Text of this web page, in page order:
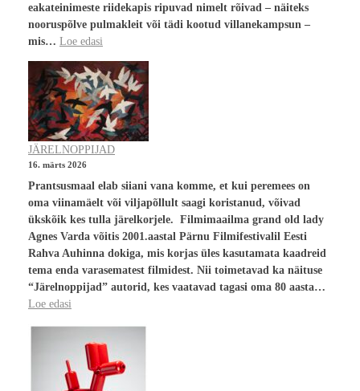
eakateinimeste riidekapis ripuvad nimelt rõivad – näiteks
nooruspõlve pulmakleit või tädi kootud villanekampsun –
mis… Loe edasi
JÄRELNOPPIJAD
16. märts 2026
Prantsusmaal elab siiani vana komme, et kui peremees on
oma viinamäelt või viljapõllult saagi koristanud, võivad
ükskõik kes tulla järelkorjele. Filmimaailma grand old lady
Agnes Varda võitis 2001.aastal Pärnu Filmifestivalil Eesti
Rahva Auhinna dokiga, mis korjas üles kasutamata kaadreid
tema enda varasematest filmidest. Nii toimetavad ka näituse
“Järelnoppijad” autorid, kes vaatavad tagasi oma 80 aasta…
Loe edasi